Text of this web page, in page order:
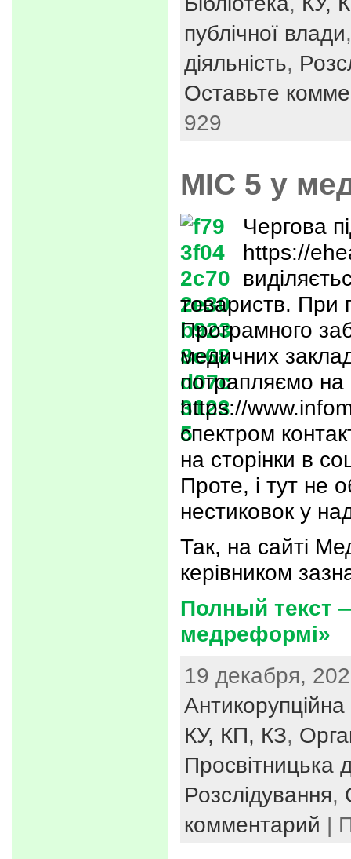
публічної влади
діяльність,
Оставьте
929
МІС 5 у
Чергова
https://
товариств. При
Програмного
медичних
потрапляємо на
https://
спектром
на сторінки в
Проте, і тут не
нестиковок у
Так, на сайті
керівником
Полный текст
медреформі»
19 декабря,
Антикорупційна
КУ, КП, КЗ,
Просвітницька
Розслідування,
комментарий |